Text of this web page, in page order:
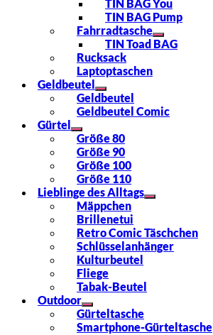
TIN BAG You
TIN BAG Pump
Fahrradtasche
TIN Toad BAG
Rucksack
Laptoptaschen
Geldbeutel
Geldbeutel
Geldbeutel Comic
Gürtel
Größe 80
Größe 90
Größe 100
Größe 110
Lieblinge des Alltags
Mäppchen
Brillenetui
Retro Comic Täschchen
Schlüsselanhänger
Kulturbeutel
Fliege
Tabak-Beutel
Outdoor
Gürteltasche
Smartphone-Gürteltasche